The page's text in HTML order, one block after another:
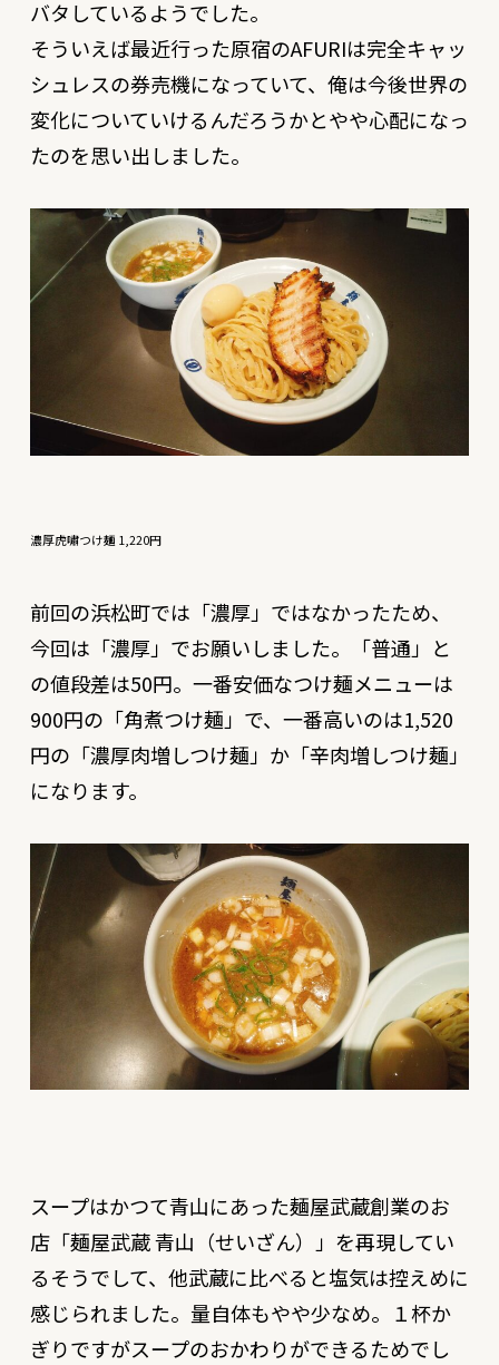
バタしているようでした。
そういえば最近行った原宿のAFURIは完全キャッ
シュレスの券売機になっていて、俺は今後世界の
変化についていけるんだろうかとやや心配になっ
たのを思い出しました。
濃厚虎嘯つけ麺 1,220円
前回の浜松町では「濃厚」ではなかったため、
今回は「濃厚」でお願いしました。「普通」と
の値段差は50円。一番安価なつけ麺メニューは
900円の「角煮つけ麺」で、一番高いのは1,520
円の「濃厚肉増しつけ麺」か「辛肉増しつけ麺」
になります。
スープはかつて青山にあった麺屋武蔵創業のお
店「麺屋武蔵 青山（せいざん）」を再現してい
るそうでして、他武蔵に比べると塩気は控えめに
感じられました。量自体もやや少なめ。１杯か
ぎりですがスープのおかわりができるためでし